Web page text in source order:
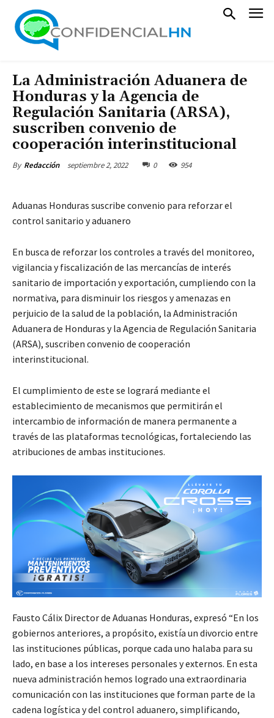
La Administración Aduanera de
Honduras y la Agencia de
Regulación Sanitaria (ARSA),
suscriben convenio de
cooperación interinstitucional
By Redacción septiembre 2, 2022 0 954
Aduanas Honduras suscribe convenio para reforzar el
control sanitario y aduanero
En busca de reforzar los controles a través del monitoreo,
vigilancia y fiscalización de las mercancías de interés
sanitario de importación y exportación, cumpliendo con la
normativa, para disminuir los riesgos y amenazas en
perjuicio de la salud de la población, la Administración
Aduanera de Honduras y la Agencia de Regulación Sanitaria
(ARSA), suscriben convenio de cooperación
interinstitucional.
El cumplimiento de este se logrará mediante el
establecimiento de mecanismos que permitirán el
intercambio de información de manera permanente a
través de las plataformas tecnológicas, fortaleciendo las
atribuciones de ambas instituciones.
Fausto Cálix Director de Aduanas Honduras, expresó “En los
gobiernos anteriores, a propósito, existía un divorcio entre
las instituciones públicas, porque cada uno halaba para su
lado, en base a los intereses personales y externos. En esta
nueva administración hemos logrado una extraordinaria
comunicación con las instituciones que forman parte de la
cadena logística y del control aduanero, simplificando,